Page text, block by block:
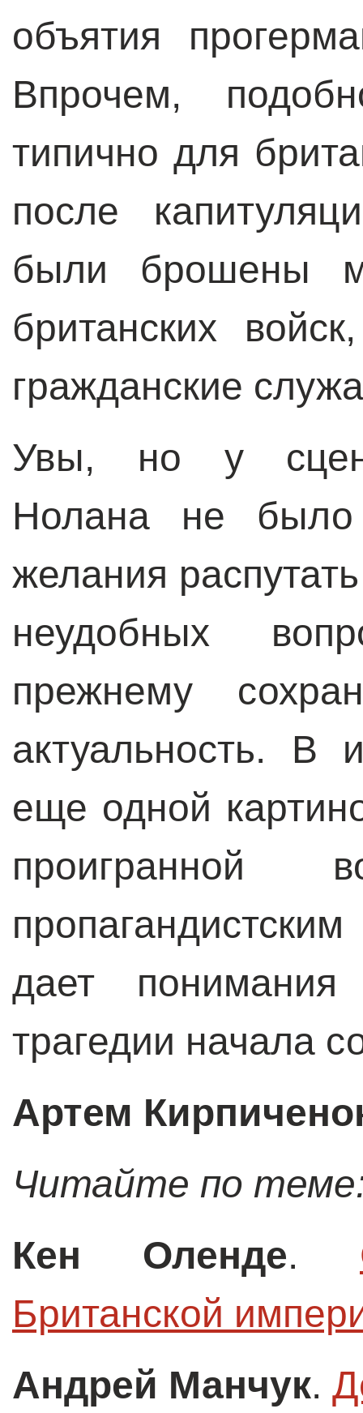
объятия
Впрочем,
типично для
после
были брошены
британских
гражданские
Увы, но у
Нолана не
желания
неудобных
прежнему
актуальность. В
еще одной
дает понимания
трагедии начала
Артем
Читайте по
Кен Оленде.
Британской
Андрей Манчук.